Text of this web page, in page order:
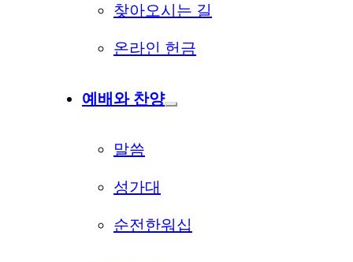
찾아오시는 길
온라인 헌금
예배와 찬양
말씀
성가대
순전한워십